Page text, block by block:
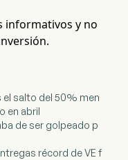
informativos y no
el salto del 50% men
en abril
de ser golpeado p
récord de VE f